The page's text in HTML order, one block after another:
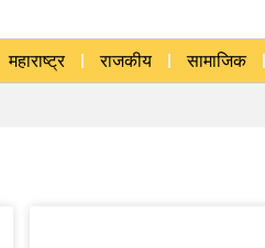
महाराष्ट्र राजकीय सामाजिक